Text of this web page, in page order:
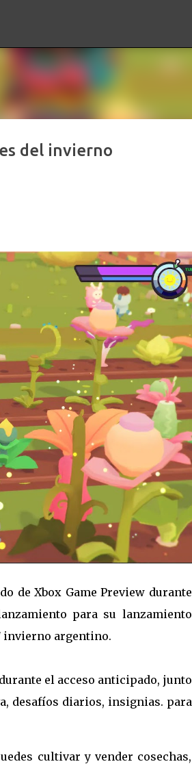
del invierno
de Xbox Game Preview durante
para su lanzamiento
invierno argentino.
el acceso anticipado, junto
desafíos diarios, insignias. para
cultivar y vender cosechas,